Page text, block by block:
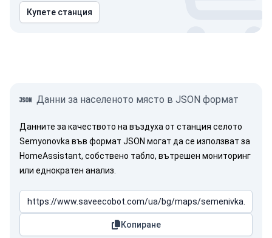
Купете станция
Данни за населеното място в JSON формат
Данните за качеството на въздуха от станция селото
Semyonovka във формат JSON могат да се използват за
HomeAssistant, собствено табло, вътрешен мониторинг
или еднократен анализ.
Копиране